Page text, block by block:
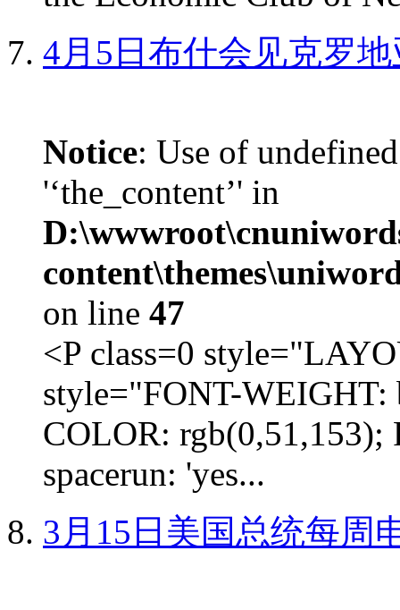
4月5日布什会见克罗
Notice: Use of
'‘the_content’' in
on line 47
<P class=0
style="FONT-
COLOR:
spacerun: 'yes...
3月15日美国总统每周